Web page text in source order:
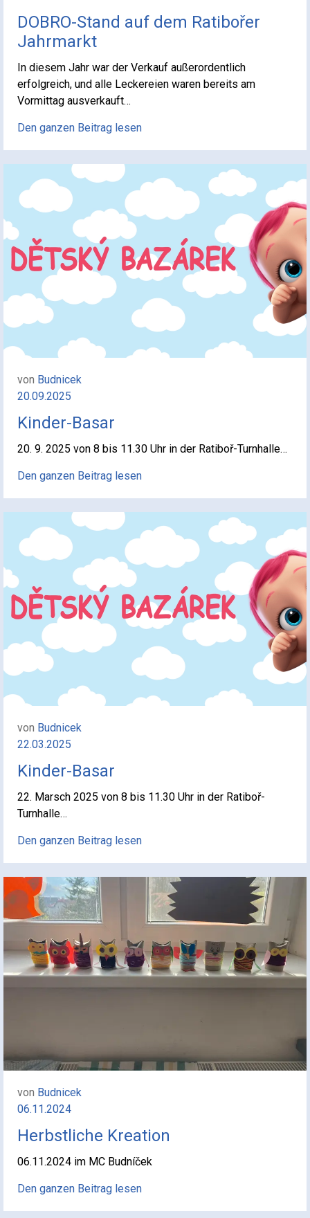
DOBRO-Stand auf dem Ratibořer
Jahrmarkt
In diesem Jahr war der Verkauf außerordentlich
erfolgreich, und alle Leckereien waren bereits am
Vormittag ausverkauft…
Den ganzen Beitrag lesen
von Budnicek
20.09.2025
Kinder-Basar
20. 9. 2025 von 8 bis 11.30 Uhr in der Ratiboř-Turnhalle…
Den ganzen Beitrag lesen
von Budnicek
22.03.2025
Kinder-Basar
22. Marsch 2025 von 8 bis 11.30 Uhr in der Ratiboř-
Turnhalle…
Den ganzen Beitrag lesen
von Budnicek
06.11.2024
Herbstliche Kreation
06.11.2024 im MC Budníček
Den ganzen Beitrag lesen